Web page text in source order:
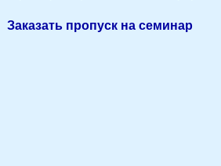
Заказать пропуск на семинар